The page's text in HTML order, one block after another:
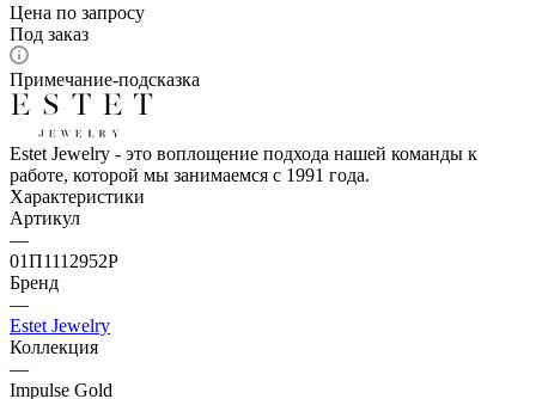
Цена по запросу
Под заказ
Примечание-подсказка
Estet Jewelry - это воплощение подхода нашей команды к
работе, которой мы занимаемся с 1991 года.
Характеристики
Артикул
—
01П1112952Р
Бренд
—
Estet Jewelry
Коллекция
—
Impulse Gold